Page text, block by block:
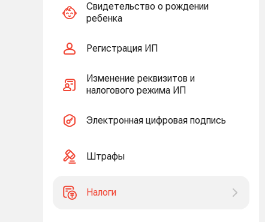
Свидетельство о рождении
ребенка
Регистрация ИП
Изменение реквизитов и
налогового режима ИП
Электронная цифровая подпись
Штрафы
Налоги